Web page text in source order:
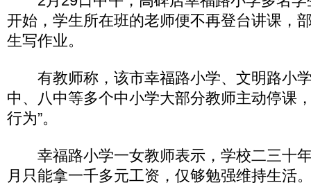
开始，学生所在班的老师便不再登台讲课，
生写作业。
有教师称，该市幸福路小学、文明路小
中、八中等多个中小学大部分教师主动停课
行为”。
幸福路小学一女教师表示，学校二三十
月只能拿一千多元工资，仅够勉强维持生活